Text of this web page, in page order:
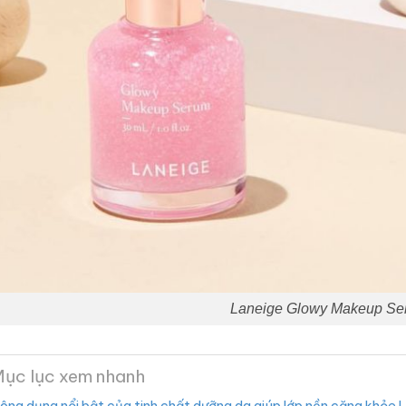
Laneige Glowy Makeup
lục xem nhanh